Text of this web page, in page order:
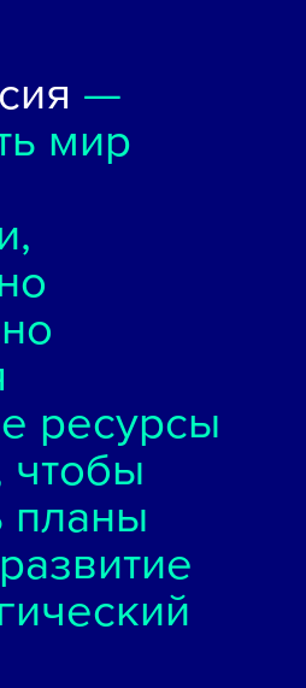
—
мир
ресурсы
чтобы
планы